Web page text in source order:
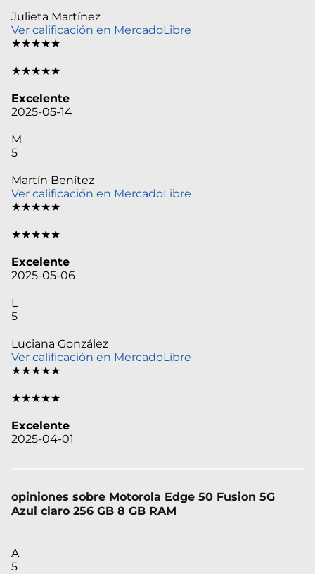
Julieta Martínez
Ver calificación en MercadoLibre
★★★★★
★★★★★
Excelente
2025-05-14
M
5
Martín Benítez
Ver calificación en MercadoLibre
★★★★★
★★★★★
Excelente
2025-05-06
L
5
Luciana González
Ver calificación en MercadoLibre
★★★★★
★★★★★
Excelente
2025-04-01
opiniones sobre Motorola Edge 50 Fusion 5G
Azul claro 256 GB 8 GB RAM
A
5